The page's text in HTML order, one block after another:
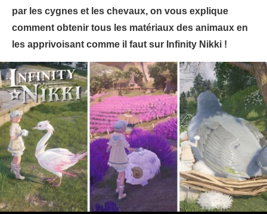
par les cygnes et les chevaux, on vous explique
comment obtenir tous les matériaux des animaux en
les apprivoisant comme il faut sur Infinity Nikki !